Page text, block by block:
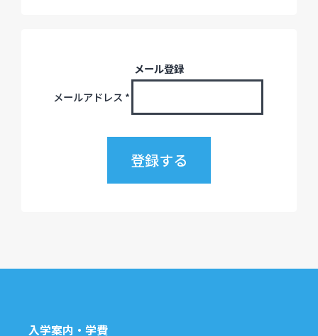
メール登録
メールアドレス *
入学案内・学費